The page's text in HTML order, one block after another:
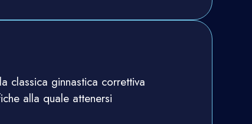
classica ginnastica correttiva
alla quale attenersi